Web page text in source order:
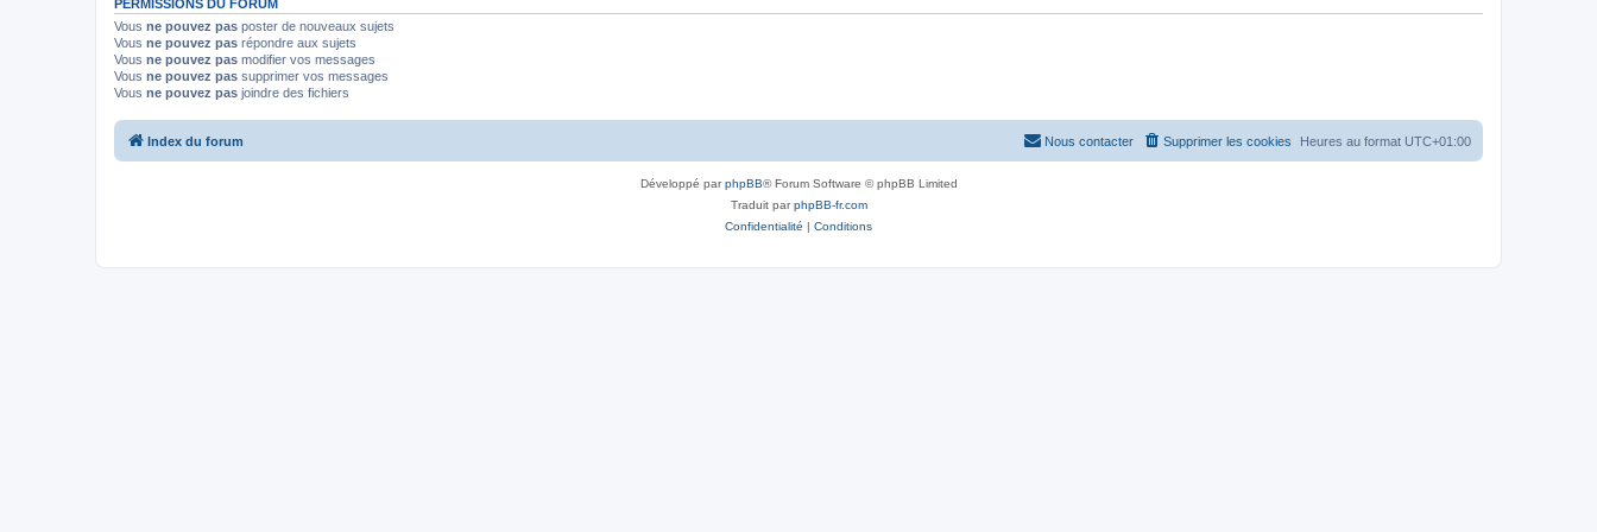
PERMISSIONS DU FORUM
Vous ne pouvez pas poster de nouveaux sujets
Vous ne pouvez pas répondre aux sujets
Vous ne pouvez pas modifier vos messages
Vous ne pouvez pas supprimer vos messages
Vous ne pouvez pas joindre des fichiers
Index du forum Heures au format UTC+01:00
Supprimer les cookies
Nous contacter
Développé parphpBB® Forum Software © phpBB Limited
Traduit parphpBB-fr.com
Confidentialité | Conditions